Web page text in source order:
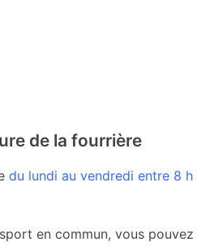
de la fourrière
du lundi au vendredi entre 8 h
en commun, vous pouvez